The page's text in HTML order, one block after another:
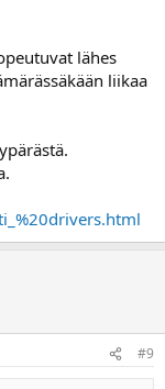
lähes
liikaa
#9